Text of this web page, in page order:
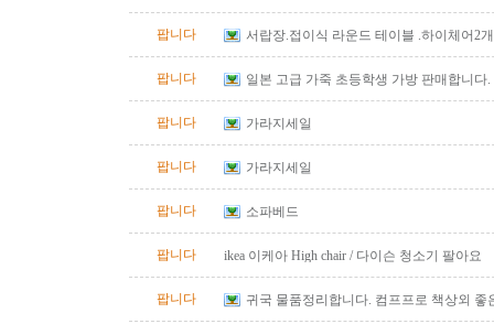
팝니다 서랍장.접이식 라운드 테이블 .하이체어2
팝니다 일본 고급 가죽 초등학생 가방 판매합니다.
팝니다 가라지세일
팝니다 가라지세일
팝니다 소파베드
팝니다 ikea 이케아 High chair / 다이슨 청소기 팔아요
팝니다
귀국 물품정리합니다. 컴프프로 책상외 좋